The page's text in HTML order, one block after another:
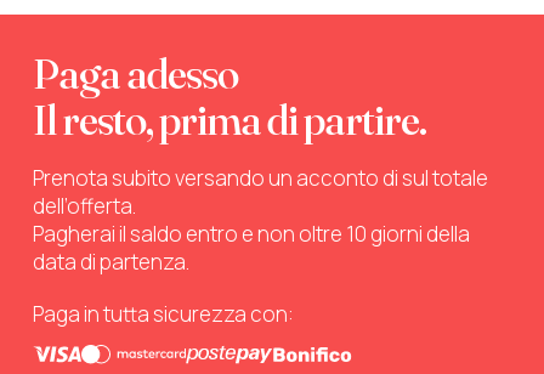
Paga adesso
Il resto, prima di partire.
Prenota subito versando un acconto di sul totale
dell’offerta.
Pagherai il saldo entro e non oltre 10 giorni della
data di partenza.
Paga in tutta sicurezza con: